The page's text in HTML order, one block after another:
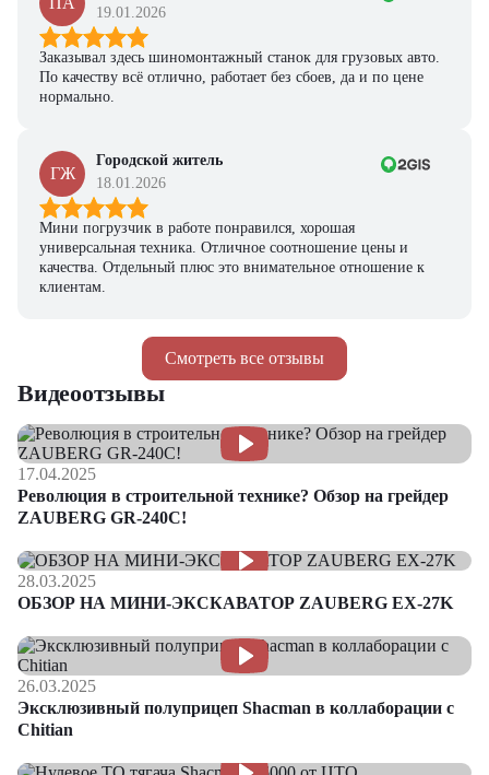
Смотреть все отзывы
19.01.2026
Заказывал здесь шиномонтажный станок для грузовых авто.
По качеству всё отлично, работает без сбоев, да и по цене
нормально.
ГЖ
Городской житель
18.01.2026
Мини погрузчик в работе понравился, хорошая
универсальная техника. Отличное соотношение цены и
качества. Отдельный плюс это внимательное отношение к
клиентам.
Видеоотзывы
17.04.2025
Революция в строительной технике? Обзор на грейдер
ZAUBERG GR-240C!
28.03.2025
ОБЗОР НА МИНИ-ЭКСКАВАТОР ZAUBERG EX-27K
26.03.2025
Эксклюзивный полуприцеп Shacman в коллаборации с
Chitian